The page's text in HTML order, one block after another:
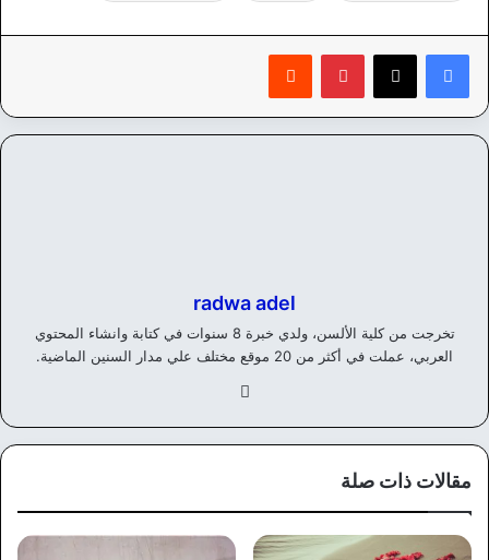
بينتيريست
radwa adel
تخرجت من كلية الألسن، ولدي خبرة 8 سنوات في كتابة وانشاء المحتوي
العربي، عملت في أكثر من 20 موقع مختلف علي مدار السنين الماضية.
وك
مقالات ذات صلة